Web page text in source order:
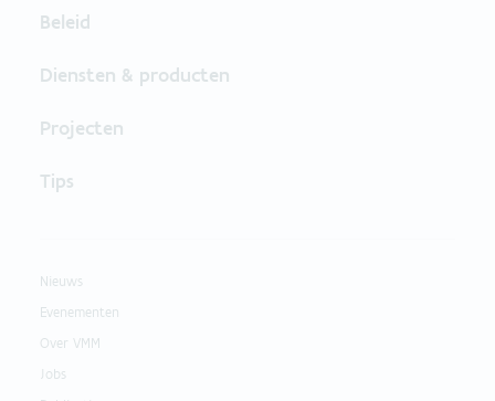
Beleid
Diensten & producten
Projecten
Tips
Nieuws
Evenementen
Over VMM
Jobs